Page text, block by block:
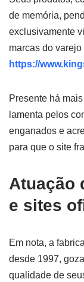
de memória,
exclusivamente
marcas do
https://
Presente há
lamenta pelos
enganados e
para que o site
Atuação
e sites
Em nota, a
desde 1997,
qualidade de